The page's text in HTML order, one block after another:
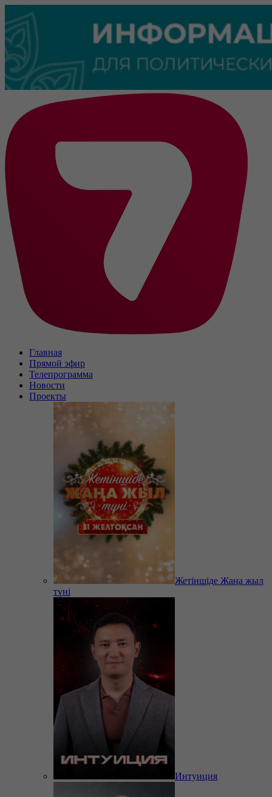
Главная
Прямой эфир
Телепрограмма
Новости
Проекты
Жетіншіде Жаңа жыл
түні
Интуиция